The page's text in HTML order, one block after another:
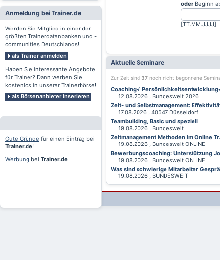
Anmeldung bei Trainer.de
Werden Sie Mitglied in einer der
größten Trainerdatenbanken und -
communities Deutschlands!
als Trainer anmelden
Haben Sie interessante Angebote
für Trainer? Dann werben Sie
kostenlos in unserer Trainerbörse!
als Börsenanbieter inserieren
Gute Gründe für einen Eintrag bei
Trainer.de!
Werbung bei Trainer.de
oder Beginn
[TT.MM.JJJJ]
Aktuelle Seminare
Zur Zeit sind 37 noch nicht begonnene
Coaching√
12.08.2026 , Bundesweit 2026
Zeit- und Selbstmanagement:
17.08.2026 , 40547 Düsseldorf
Teambuilding, Basic und speziell
19.08.2026 , Bundesweit
Zeitmanagement Methoden im Online
19.08.2026 , Bundesweit ONLINE
Bewerbungscoaching: Unterstützung
19.08.2026 , Bundesweit ONLINE
Was sind schwierige Mitarbeiter
19.08.2026 , BUNDESWEIT